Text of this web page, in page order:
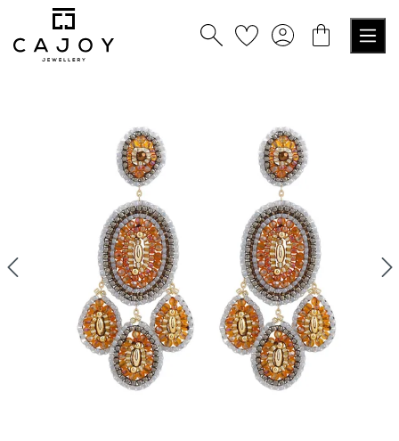
springen